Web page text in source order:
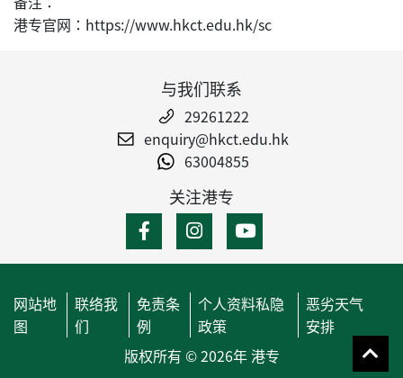
港专官网：https://www.hkct.edu.hk/sc
与我们联系
29261222
enquiry@hkct.edu.hk
63004855
关注港专
网站地
图
联络我
们
免责条
例
个人资料私隐
政策
恶劣天气
安排
版权所有 © 2026年 港专